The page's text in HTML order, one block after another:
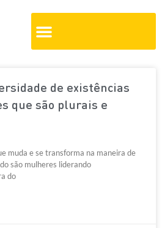
de existências
que são plurais e
muda e se transforma na maneira de
são mulheres liderando
do